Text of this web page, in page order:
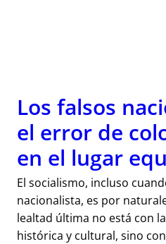
Los falsos
el error de
en el lugar
El socialismo, incluso
nacionalista, es por
lealtad última no está con
histórica y cultural, sino